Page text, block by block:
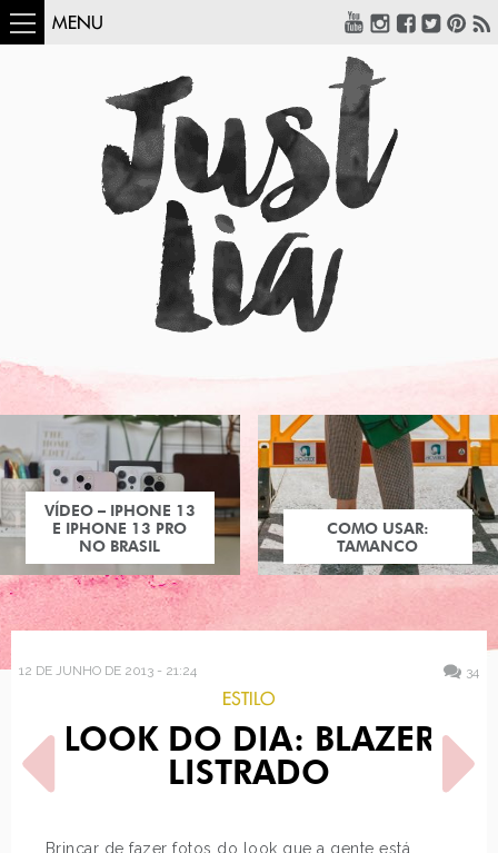
MENU
COMO USAR:
TAMANCO
12 DE JUNHO DE 2013 - 21:24 34
ESTILO
LOOK DO DIA: BLAZER
LISTRADO
Brincar de fazer fotos do look que a gente está